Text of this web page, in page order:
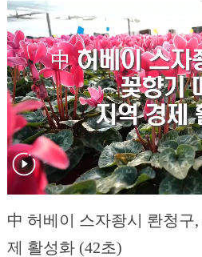
中 허베이 스자좡시 롼청구
제 활성화 (42초)